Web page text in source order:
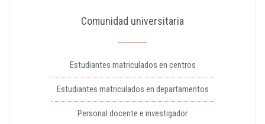
Comunidad universitaria
Estudiantes matriculados en centros
Estudiantes matriculados en departamentos
Personal docente e investigador